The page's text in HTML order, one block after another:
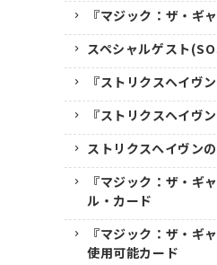
『マジック：ザ・ギ
スペシャルゲスト
『ストリクスヘイヴ
『ストリクスヘイヴ
ストリクスヘイヴン
『マジック：ザ・ギ
ル・カード
『マジック：ザ・ギ
使用可能カード